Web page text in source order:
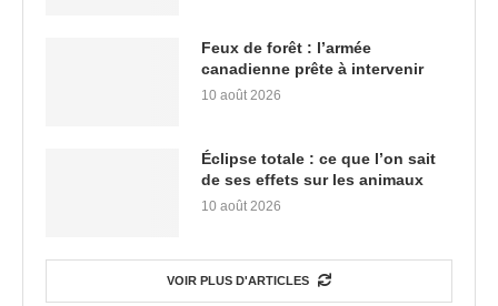
Feux de forêt : l’armée
canadienne prête à intervenir
10 août 2026
Éclipse totale : ce que l’on sait
de ses effets sur les animaux
10 août 2026
VOIR PLUS D'ARTICLES